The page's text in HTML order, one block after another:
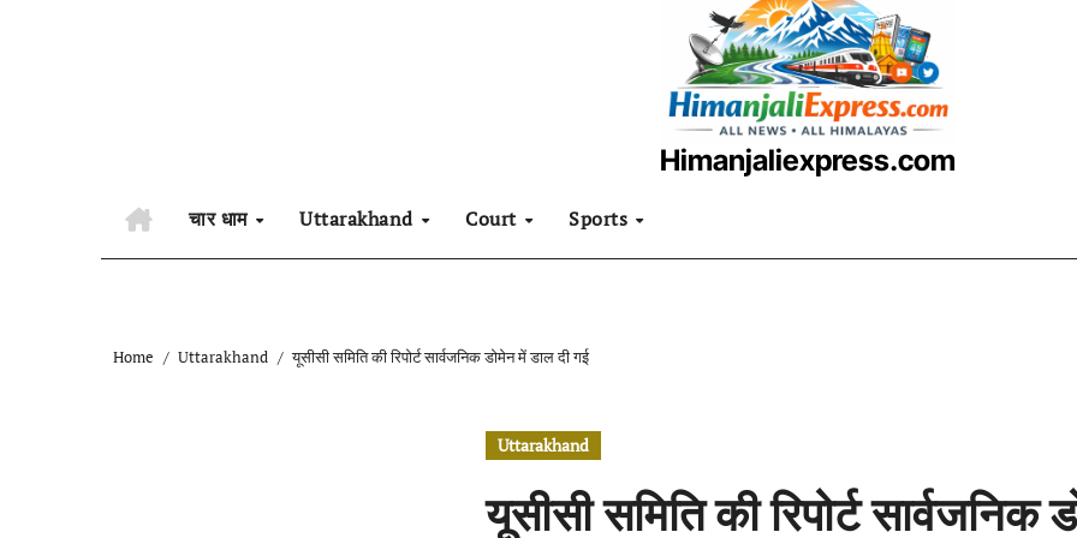
Himanjaliexpress.com
चार धाम
Uttarakhand Court Sports
Home Uttarakhand यूसीसी समिति की रिपोर्ट सार्वजनिक डोमेन में डाल दी गई
Uttarakhand
यूसीसी समिति की रिपोर्ट सार्वजनिक